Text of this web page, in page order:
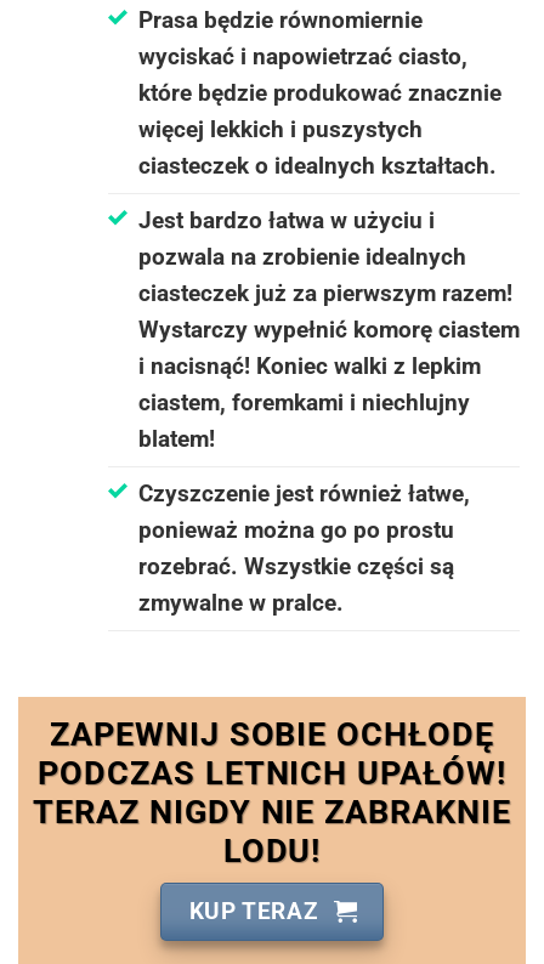
Prasa będzie równomiernie
wyciskać i napowietrzać ciasto,
które będzie produkować znacznie
więcej lekkich i puszystych
ciasteczek o idealnych kształtach.
Jest bardzo łatwa w użyciu i
pozwala na zrobienie idealnych
ciasteczek już za pierwszym razem!
Wystarczy wypełnić komorę ciastem
i nacisnąć! Koniec walki z lepkim
ciastem, foremkami i niechlujny
blatem!
Czyszczenie jest również łatwe,
ponieważ można go po prostu
rozebrać. Wszystkie części są
zmywalne w pralce.
ZAPEWNIJ SOBIE OCHŁODĘ
PODCZAS LETNICH UPAŁÓW!
TERAZ NIGDY NIE ZABRAKNIE
LODU!
KUP TERAZ